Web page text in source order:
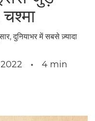
चश्मा
दुनियाभर में सबसे ज़्यादा
4 min